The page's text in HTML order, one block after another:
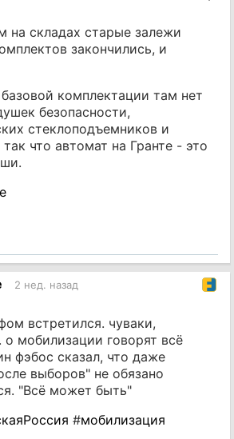
на складах старые залежи
закончились, и
комплектации там нет
безопасности,
стеклоподъемников и
что автомат на Гранте - это
2 нед. назад
встретился. чуваки,
о мобилизации говорят всё
фэбос сказал, что даже
выборов" не обязано
"Всё может быть"
#мобилизация